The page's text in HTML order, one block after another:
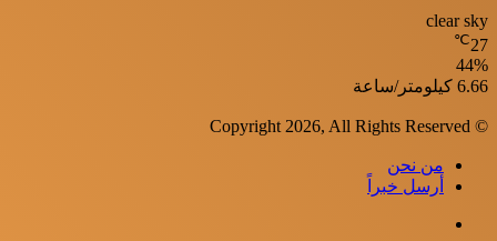
clear sky
27
℃
الرطوبة:
44%
الرياح:
6.66 كيلومتر/ساعة
© Copyright 2026, All Rights Reserved
من نحن
أرسل خبراً